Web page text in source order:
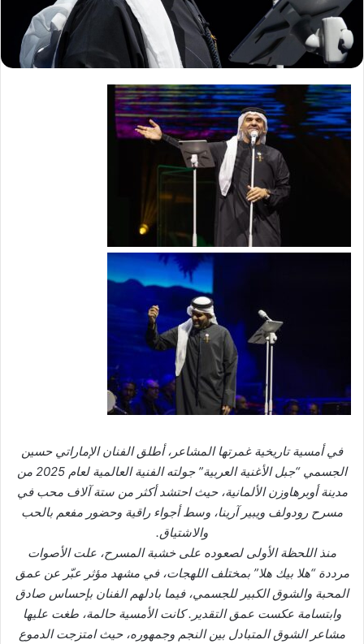
في أمسية تاريخية غمرتها المشاعر، أطلق الفنان الإماراتي حسين
الجسمي “جبل الأغنية العربية” جولته الفنية العالمية لعام 2025 من
مدينة أوبرهاوزن الألمانية، حيث احتشد أكثر من ستة آلاف محب في
مسرح رودولف ويبير آرينا، وسط أجواء راقية وحضور مفعم بالحب
والاشتياق.
منذ اللحظة الأولى لصعوده على خشبة المسرح، علت الأصوات
مرددة “هلا بيك هلا” بمختلف اللهجات، في مشهد مؤثر عبّر عن عمق
المحبة والشوق الكبير للجسمي، فيما بادلهم الفنان بإحساس صادق
وابتسامة عكست عمق التقدير. كانت الأمسية حالمة، طغت عليها
مشاعر الشوق المتبادل بين النجم وجمهوره، حيث امتزجت الدموع